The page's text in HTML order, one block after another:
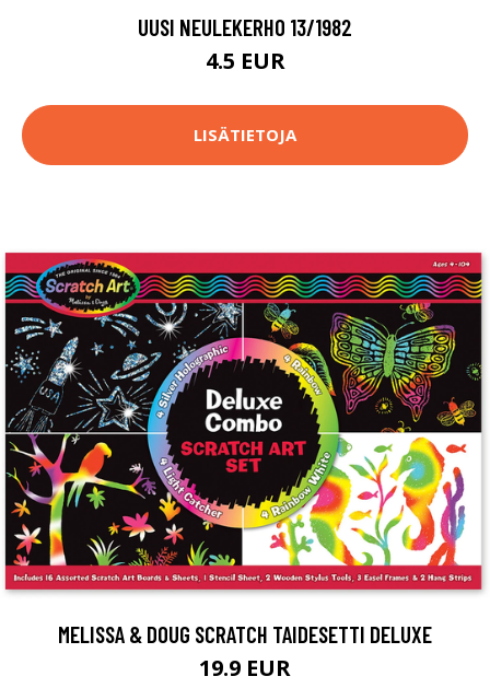
UUSI NEULEKERHO 13/1982
4.5 EUR
LISÄTIETOJA
MELISSA & DOUG SCRATCH TAIDESETTI DELUXE
19.9 EUR